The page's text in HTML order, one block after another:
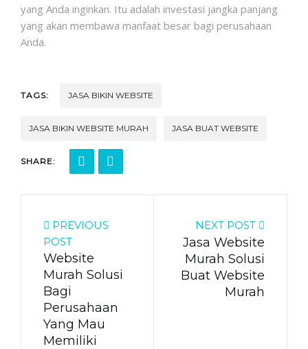
yang Anda inginkan. Itu adalah investasi jangka panjang
yang akan membawa manfaat besar bagi perusahaan
Anda.
TAGS: JASA BIKIN WEBSITE
JASA BIKIN WEBSITE MURAH JASA BUAT WEBSITE
SHARE:
PREVIOUS
POST
Website
Murah Solusi
Bagi
Perusahaan
Yang Mau
Memiliki
NEXT POST
Jasa Website
Murah Solusi
Buat Website
Murah